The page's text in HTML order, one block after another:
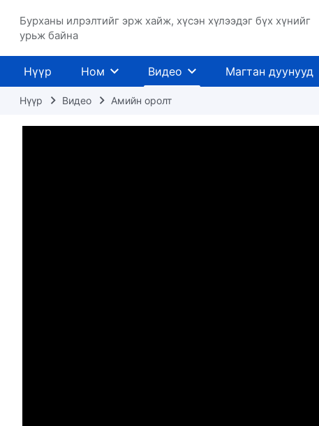
Бурханы илрэлтийг эрж хайж, хүсэн хүлээдэг бүх хүнийг
урьж байна
Нүүр Ном Видео Магтан дуунууд
Нүүр Видео Амийн оролт